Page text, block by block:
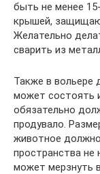
быть не менее
крышей,
Желательно
сварить из
Также в вольере
может состоять
обязательно
продувало.
животное
пространства не
может мерзнуть